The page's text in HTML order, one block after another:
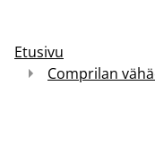
Etusivu
Comprilan